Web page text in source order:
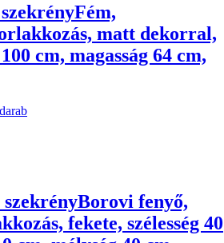
Fém,
matt dekorral,
cm, magasság 64 cm,
Borovi fenyő,
fekete, szélesség 40